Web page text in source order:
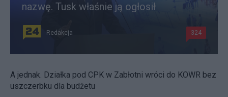
nazwę. Tusk właśnie ją ogłosił
Redakcja 324
A jednak. Działka pod CPK w Zabłotni wróci do KOWR bez
uszczerbku dla budżetu